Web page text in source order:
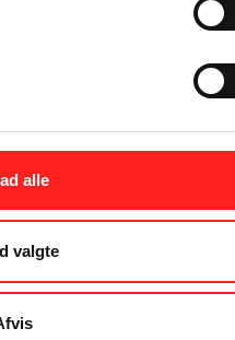
alle
valgte
Fonden Roskilde Festival for
The Why Foundation.